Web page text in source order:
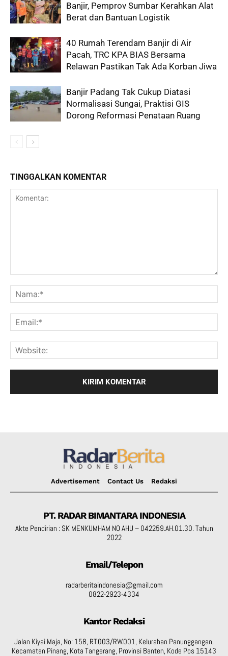
Banjir, Pemprov Sumbar Kerahkan Alat
Berat dan Bantuan Logistik
40 Rumah Terendam Banjir di Air
Pacah, TRC KPA BIAS Bersama
Relawan Pastikan Tak Ada Korban Jiwa
Banjir Padang Tak Cukup Diatasi
Normalisasi Sungai, Praktisi GIS
Dorong Reformasi Penataan Ruang
TINGGALKAN KOMENTAR
Advertisement Contact Us Redaksi
PT. RADAR BIMANTARA INDONESIA
Akte Pendirian : SK MENKUMHAM NO AHU – 042259.AH.01.30. Tahun
2022
Email/Telepon
radarberitaindonesia@gmail.com
0822-2923-4334
Kantor Redaksi
Jalan Kiyai Maja, No: 158, RT.003/RW.001, Kelurahan Panunggangan,
Kecamatan Pinang, Kota Tangerang, Provinsi Banten, Kode Pos 15143